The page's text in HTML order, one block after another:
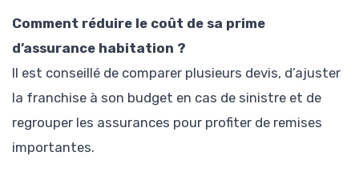
Comment réduire le coût de sa prime
d’assurance habitation ?
Il est conseillé de comparer plusieurs devis, d’ajuster
la franchise à son budget en cas de sinistre et de
regrouper les assurances pour profiter de remises
importantes.